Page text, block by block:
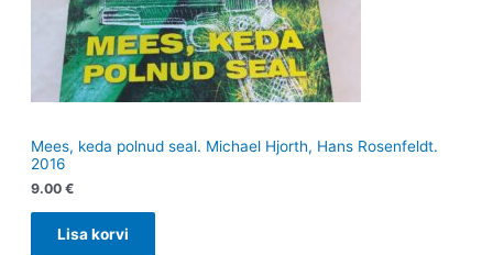
Mees, keda polnud seal. Michael Hjorth, Hans Rosenfeldt.
2016
9.00 €
Lisa korvi